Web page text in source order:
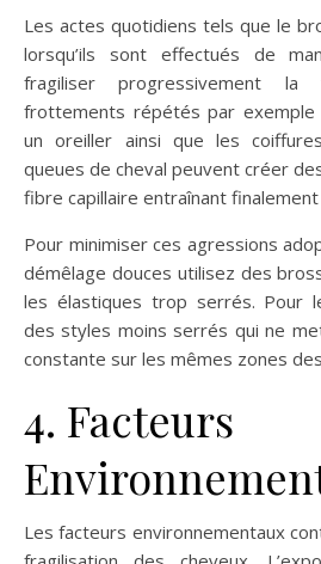
Les actes quotidiens tels que le
lorsqu’ils sont effectués de
fragiliser progressivement la
frottements répétés par
un oreiller ainsi que les
queues de cheval peuvent créer
fibre capillaire entraînant
Pour minimiser ces agressions
démêlage douces utilisez des
les élastiques trop serrés. Pour
des styles moins serrés qui ne
constante sur les mêmes zones
4. Facteurs
Les facteurs environnementaux